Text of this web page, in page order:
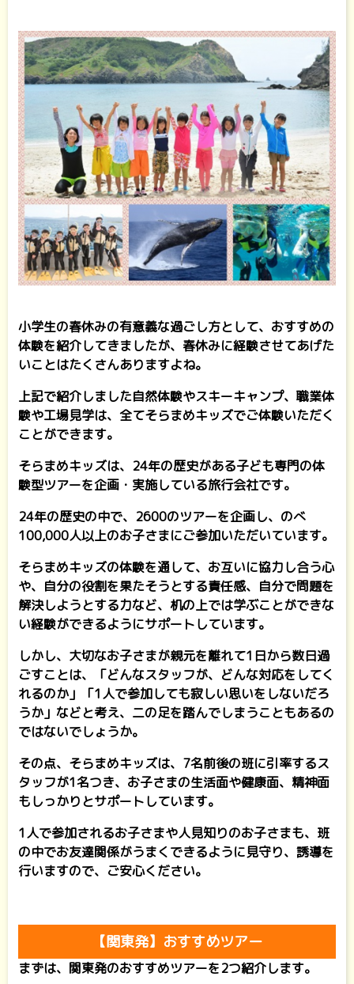
小学生の春休みの有意義な過ごし方として、おすすめの
体験を紹介してきましたが、春休みに経験させてあげた
いことはたくさんありますよね。
上記で紹介しました自然体験やスキーキャンプ、職業体
験や工場見学は、全てそらまめキッズでご体験いただく
ことができます。
そらまめキッズは、24年の歴史がある子ども専門の体
験型ツアーを企画・実施している旅行会社です。
24年の歴史の中で、2600のツアーを企画し、のべ
100,000人以上のお子さまにご参加いただいています。
そらまめキッズの体験を通して、お互いに協力し合う心
や、自分の役割を果たそうとする責任感、自分で問題を
解決しようとする力など、机の上では学ぶことができな
い経験ができるようにサポートしています。
しかし、大切なお子さまが親元を離れて1日から数日過
ごすことは、「どんなスタッフが、どんな対応をしてく
れるのか」「1人で参加しても寂しい思いをしないだろ
うか」などと考え、二の足を踏んでしまうこともあるの
ではないでしょうか。
その点、そらまめキッズは、7名前後の班に引率するス
タッフが1名つき、お子さまの生活面や健康面、精神面
もしっかりとサポートしています。
1人で参加されるお子さまや人見知りのお子さまも、班
の中でお友達関係がうまくできるように見守り、誘導を
行いますので、ご安心ください。
【関東発】おすすめツアー
まずは、関東発のおすすめツアーを2つ紹介します。